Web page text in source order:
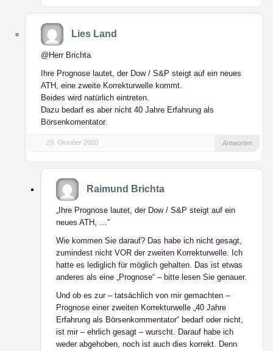
Lies Land
@Herr Brichta
Ihre Prognose lautet, der Dow / S&P steigt auf ein neues
ATH, eine zweite Korrekturwelle kommt.
Beides wird natürlich eintreten.
Dazu bedarf es aber nicht 40 Jahre Erfahrung als
Börsenkomentator.
29. Oktober 2020 Antworten
Raimund Brichta
„Ihre Prognose lautet, der Dow / S&P steigt auf ein
neues ATH, …“
Wie kommen Sie darauf? Das habe ich nicht gesagt,
zumindest nicht VOR der zweiten Korrekturwelle. Ich
hatte es lediglich für möglich gehalten. Das ist etwas
anderes als eine „Prognose“ – bitte lesen Sie genauer.
Und ob es zur – tatsächlich von mir gemachten –
Prognose einer zweiten Korrekturwelle „40 Jahre
Erfahrung als Börsenkommentator“ bedarf oder nicht,
ist mir – ehrlich gesagt – wurscht. Darauf habe ich
weder abgehoben, noch ist auch dies korrekt. Denn